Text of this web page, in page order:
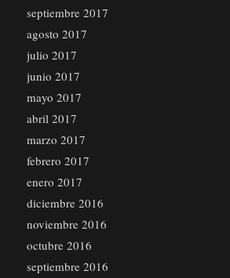
septiembre 2017
agosto 2017
julio 2017
junio 2017
mayo 2017
abril 2017
marzo 2017
febrero 2017
enero 2017
diciembre 2016
noviembre 2016
octubre 2016
septiembre 2016